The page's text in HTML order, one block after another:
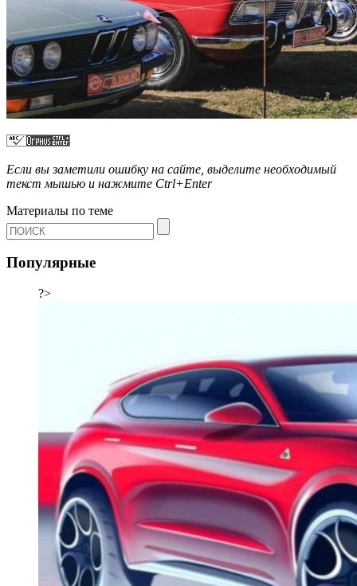
Если вы заметили ошибку на сайте, выделите необходимый
текст мышью и нажмите Ctrl+Enter
Материалы по теме
Популярные
?>